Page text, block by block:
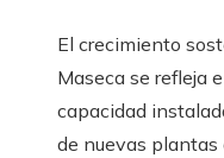
El crecimiento
Maseca se refleja
capacidad
de nuevas plantas